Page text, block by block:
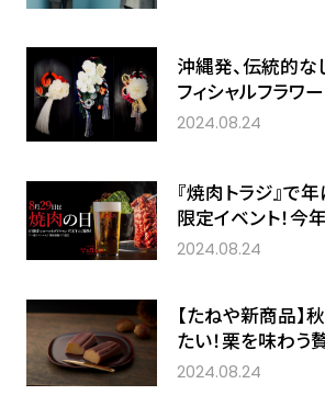
沖縄発、伝統的な
フィシャルフラワ
オリジナルギフト「
2024.08.24
『焼肉トラジ』で
限定イベント！今
の日は、人気のダ
ルを半額キャンペ
2024.08.24
【たねや新商品】
たい！栗を味わう
9月1日から販売
2024.08.24